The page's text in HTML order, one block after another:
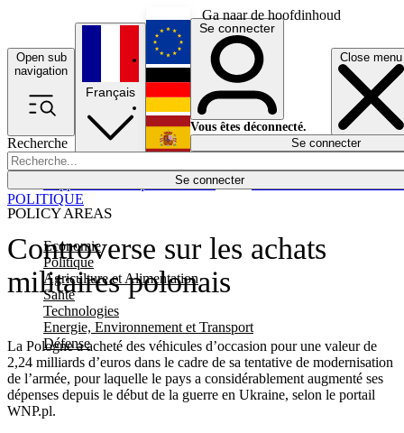
Ga naar de hoofdinhoud
Open sub
navigation
Close menu
Recherche
Se connecter
POLICY AREAS
Economie
Politique
Agriculture et Alimentation
Santé
Technologies
Energie, Environnement et Transport
Défense
Économie
Français
English
Deutsch
Español
Se connecter
Vous êtes déconnecté.
Se connecter
Controverse sur les achats
militaires polonais
La Pologne a acheté des véhicules d’occasion pour une valeur de
2,24 milliards d’euros dans le cadre de sa tentative de modernisation
de l’armée, pour laquelle le pays a considérablement augmenté ses
dépenses depuis le début de la guerre en Ukraine, selon le portail
WNP.pl.
POLITIQUE